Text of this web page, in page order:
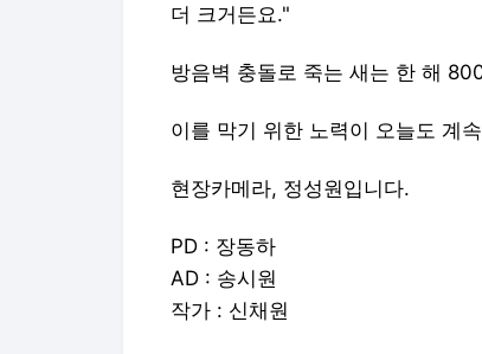
더 크거든요."
방음벽 충돌로 죽는 새는 한 해
이를 막기 위한 노력이 오늘도 계
현장카메라, 정성원입니다.
PD : 장동하
AD : 송시원
작가 : 신채원